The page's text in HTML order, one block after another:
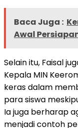
Baca Juga :
Awal
Selain itu, Faisal
Kepala MIN
keras dalam
para siswa
Ia juga berharap
menjadi contoh